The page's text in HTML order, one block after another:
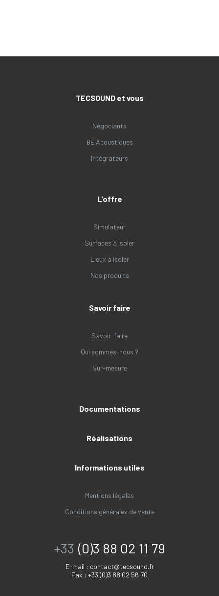
TECSOUND et vous
Négociants
BE Acoustiques
Intégrateurs
L'offre
Simulateur
Surfaces à isoler
Lieux à isoler
Nos produits
Savoir faire
Savoir-faire
Qui sommes-nous ?
Sur-mesure
Documentations
Réalisations
Informations utiles
Mentions légales
Conditions générales de vente
+33 (0)3 88 02 11 79
E-mail : contact@tecsound.fr
Fax : +33 (0)3 88 02 56 70